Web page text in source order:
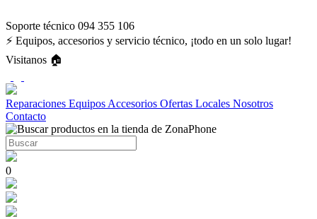
Soporte técnico 094 355 106
⚡ Equipos, accesorios y servicio técnico, ¡todo en un solo lugar!
Visitanos 🏠
Reparaciones Equipos Accesorios Ofertas Locales Nosotros
Contacto
0